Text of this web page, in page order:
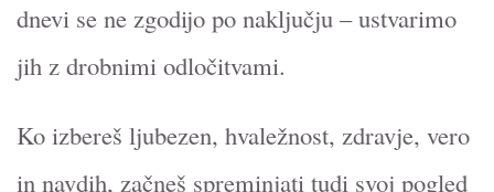
dnevi se ne zgodijo po naključju – ustvarimo
jih z drobnimi odločitvami.
Ko izbereš ljubezen, hvaležnost, zdravje, vero
in navdih, začneš spreminjati tudi svoj pogled